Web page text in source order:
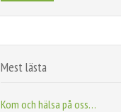
Mest lästa
Kom och hälsa på oss…